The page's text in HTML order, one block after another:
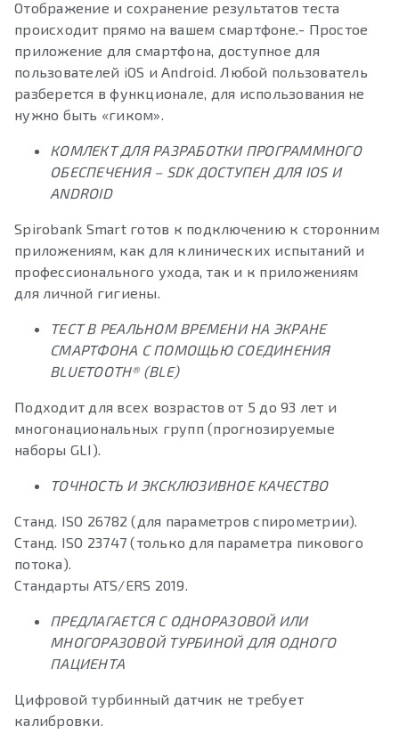
Отображение и сохранение результатов теста
происходит прямо на вашем смартфоне.- Простое
приложение для смартфона, доступное для
пользователей iOS и Android. Любой пользователь
разберется в функционале, для использования не
нужно быть «гиком».
КОМЛЕКТ ДЛЯ РАЗРАБОТКИ ПРОГРАММНОГО
ОБЕСПЕЧЕНИЯ – SDK ДОСТУПЕН ДЛЯ IOS И
ANDROID
Spirobank Smart готов к подключению к сторонним
приложениям, как для клинических испытаний и
профессионального ухода, так и к приложениям
для личной гигиены.
ТЕСТ В РЕАЛЬНОМ ВРЕМЕНИ НА ЭКРАНЕ
СМАРТФОНА С ПОМОЩЬЮ СОЕДИНЕНИЯ
BLUETOOTH® (BLE)
Подходит для всех возрастов от 5 до 93 лет и
многонациональных групп (прогнозируемые
наборы GLI).
ТОЧНОСТЬ И ЭКСКЛЮЗИВНОЕ КАЧЕСТВО
Станд. ISO 26782 (для параметров спирометрии).
Станд. ISO 23747 (только для параметра пикового
потока).
Стандарты ATS/ERS 2019.
ПРЕДЛАГАЕТСЯ С ОДНОРАЗОВОЙ ИЛИ
МНОГОРАЗОВОЙ ТУРБИНОЙ ДЛЯ ОДНОГО
ПАЦИЕНТА
Цифровой турбинный датчик не требует
калибровки.